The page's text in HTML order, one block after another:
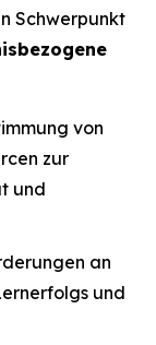
Schwerpunkt
von
zur
und
an
und